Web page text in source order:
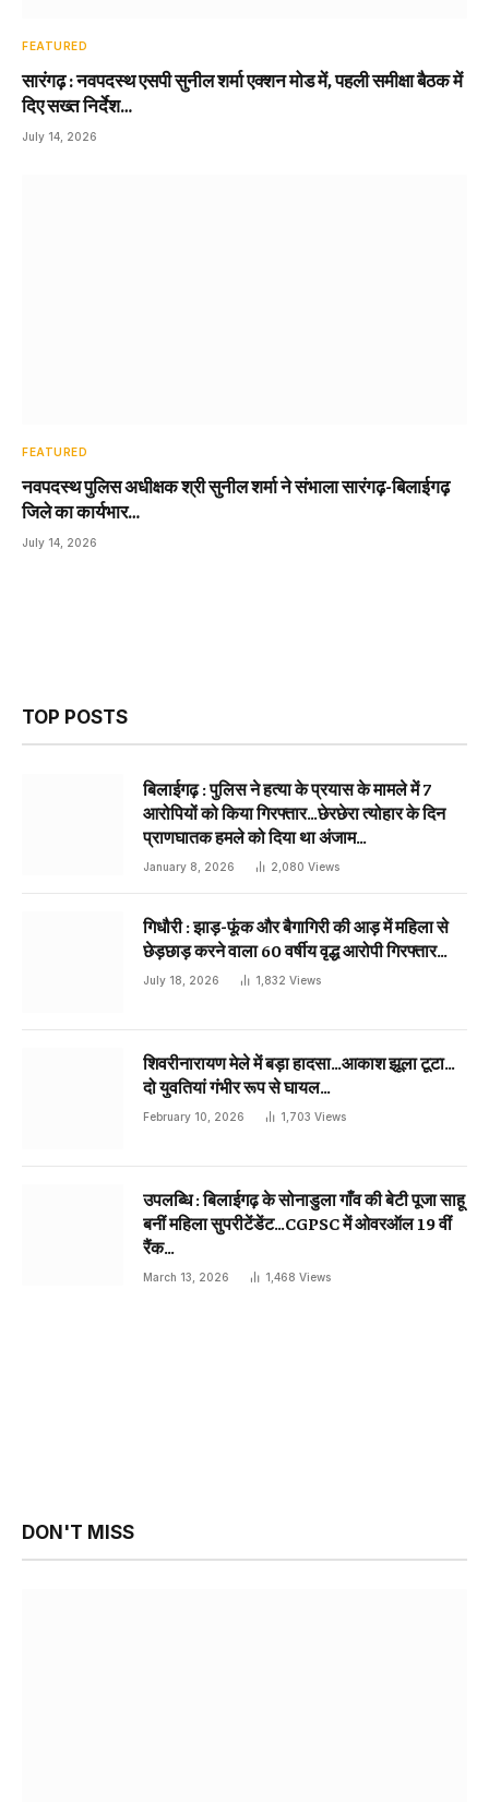
FEATURED
सारंगढ़ : नवपदस्थ एसपी सुनील शर्मा एक्शन मोड में, पहली समीक्षा बैठक में
दिए सख्त निर्देश…
July 14, 2026
FEATURED
नवपदस्थ पुलिस अधीक्षक श्री सुनील शर्मा ने संभाला सारंगढ़-बिलाईगढ़
जिले का कार्यभार…
July 14, 2026
TOP POSTS
बिलाईगढ़ : पुलिस ने हत्या के प्रयास के मामले में 7
आरोपियों को किया गिरफ्तार…छेरछेरा त्योहार के दिन
प्राणघातक हमले को दिया था अंजाम…
January 8, 2026 2,080 Views
गिधौरी : झाड़-फूंक और बैगागिरी की आड़ में महिला से
छेड़छाड़ करने वाला 60 वर्षीय वृद्ध आरोपी गिरफ्तार…
July 18, 2026 1,832 Views
शिवरीनारायण मेले में बड़ा हादसा…आकाश झूला टूटा…
दो युवतियां गंभीर रूप से घायल…
February 10, 2026 1,703 Views
उपलब्धि : बिलाईगढ़ के सोनाडुला गाँव की बेटी पूजा साहू
बनीं महिला सुपरीटेंडेंट…CGPSC में ओवरऑल 19 वीं
रैंक…
March 13, 2026 1,468 Views
DON'T MISS